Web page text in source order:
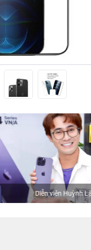
Diễn viên Huỳnh